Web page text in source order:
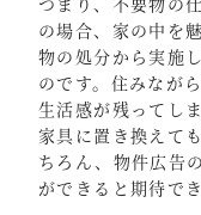
の場合、家の中を
物の処分から実施
のです。住みなが
生活感が残ってし
家具に置き換えて
ちろん、物件広告
ができると期待でき